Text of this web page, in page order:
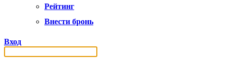
Рейтинг
Внести бронь
Вход